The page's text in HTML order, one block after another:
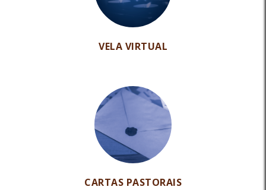
VELA VIRTUAL
CARTAS PASTORAIS